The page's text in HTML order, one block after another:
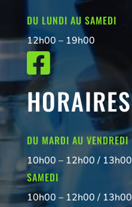
DU LUNDI AU SAMEDI
12h00 – 19h00

DU MARDI AU VENDREDI
10h00 – 12h00 /
SAMEDI
10h00 – 12h00 /